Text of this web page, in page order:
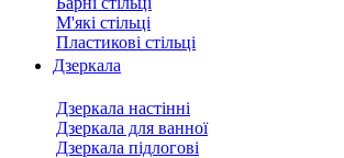
М'які стільці
Пластикові стільці
Дзеркала
Дзеркала настінні
Дзеркала для ванної
Дзеркала підлогові